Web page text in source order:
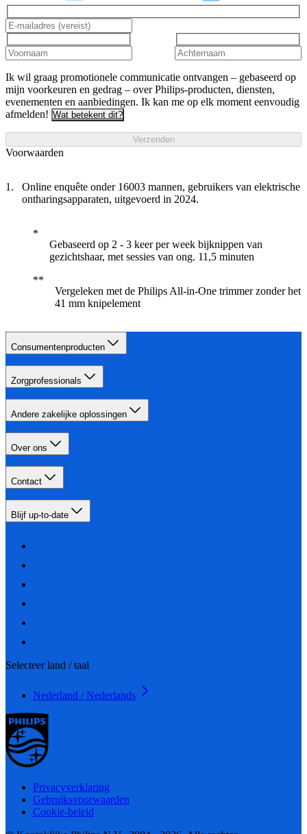
Ik wil graag promotionele communicatie ontvangen – gebaseerd op
mijn voorkeuren en gedrag – over Philips-producten, diensten,
evenementen en aanbiedingen. Ik kan me op elk moment eenvoudig
afmelden! Wat betekent dit?
Verzenden
Voorwaarden
Online enquête onder 16003 mannen, gebruikers van elektrische
ontharingsapparaten, uitgevoerd in 2024.
Gebaseerd op 2 - 3 keer per week bijknippen van
gezichtshaar, met sessies van ong. 11,5 minuten
Vergeleken met de Philips All-in-One trimmer zonder het
41 mm knipelement
Consumentenproducten
Zorgprofessionals
Andere zakelijke oplossingen
Over ons
Contact
Blijf up-to-date
Selecteer land / taal
Nederland / Nederlands
Privacyverklaring
Gebruiksvoorwaarden
Cookie-beleid